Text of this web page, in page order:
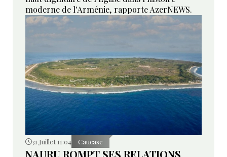
moderne de l'Arménie, rapporte AzerNEWS.
31 Juillet 11:04 Caucase
NAURU ROMPT SES RELATIONS